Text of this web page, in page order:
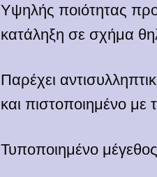
Υψηλής ποιότητας
κατάληξη σε σχήμα
Παρέχει
και πιστοποιημένο
Τυποποιημένο